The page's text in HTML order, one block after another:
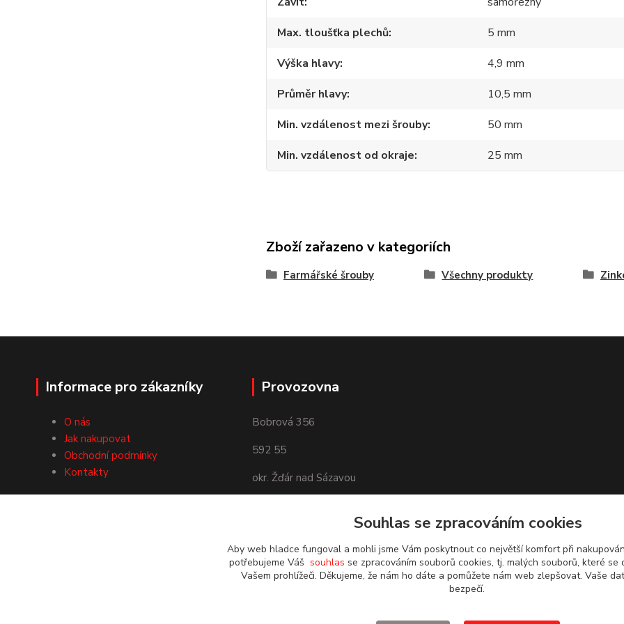
Max. tloušťka plechů
5 mm
Výška hlavy
4,9 mm
Průměr hlavy
10,5 mm
Min. vzdálenost mezi šrouby
50 mm
Min. vzdálenost od okraje
25 mm
Zboží zařazeno v kategoriích
Farmářské šrouby Všechny produkty
Informace pro zákazníky
O nás
Jak nakupovat
Obchodní podmínky
Kontakty
Provozovna
Bobrová 356
592 55
okr. Žďár nad Sázavou
Souhlas se zpracováním cookies
Aby web hladce fungoval a mohli jsme Vám poskytnout co největší komfort při
potřebujeme Váš souhlas se zpracováním souborů cookies, tj. malých souborů, které se
Vašem prohlížeči. Děkujeme, že nám ho dáte a pomůžete nám web zlepšovat. Vaše
bezpečí.